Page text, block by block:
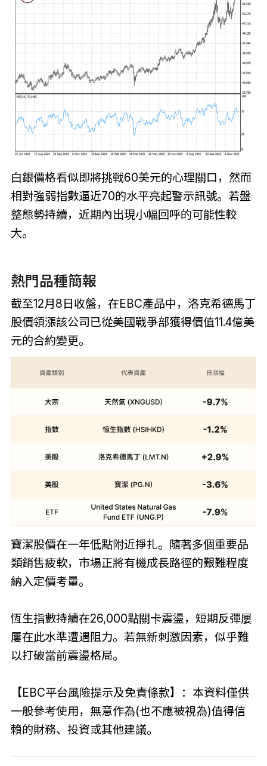
白銀價格看似即將挑戰60美元的心理關口，然而
相對強弱指數逼近70的水平亮起警示訊號。若盤
整態勢持續，近期內出現小幅回呼的可能性較
大。
熱門品種簡報
截至12月8日收盤，在EBC產品中，洛克希德馬丁
股價領漲該公司已從美國戰爭部獲得價值11.4億美
元的合約變更。
寶潔股價在一年低點附近掙扎。隨著多個重要品
類銷售疲軟，市場正將有機成長路徑的艱難程度
納入定價考量。
恆生指數持續在26,000點關卡震盪，短期反彈屢
屢在此水準遭遇阻力。若無新刺激因素，似乎難
以打破當前震盪格局。
【EBC平台風險提示及免責條款】：本資料僅供
一般參考使用，無意作為(也不應被視為)值得信
賴的財務、投資或其他建議。